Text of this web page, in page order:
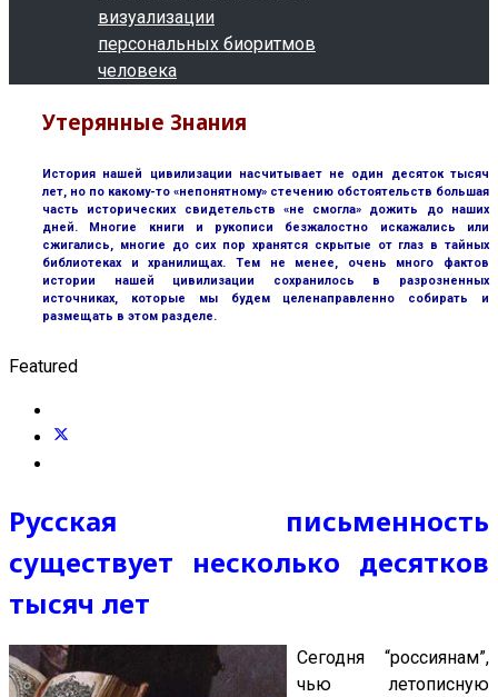
визуализации
персональных биоритмов
человека
Утерянные Знания
История нашей цивилизации насчитывает не один десяток тысяч
лет, но по какому-то «непонятному» стечению обстоятельств большая
часть исторических свидетельств «не смогла» дожить до наших
дней. Многие книги и рукописи безжалостно искажались или
сжигались, многие до сих пор хранятся скрытые от глаз в тайных
библиотеках и хранилищах. Тем не менее, очень много фактов
истории нашей цивилизации сохранилось в разрозненных
источниках, которые мы будем целенаправленно собирать и
размещать в этом разделе.
Featured
Русская письменность
существует несколько десятков
тысяч лет
Сегодня “россиянам”,
чью летописную